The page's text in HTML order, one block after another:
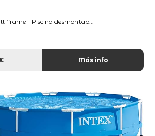
Frame - Piscina desmontab...
Más info